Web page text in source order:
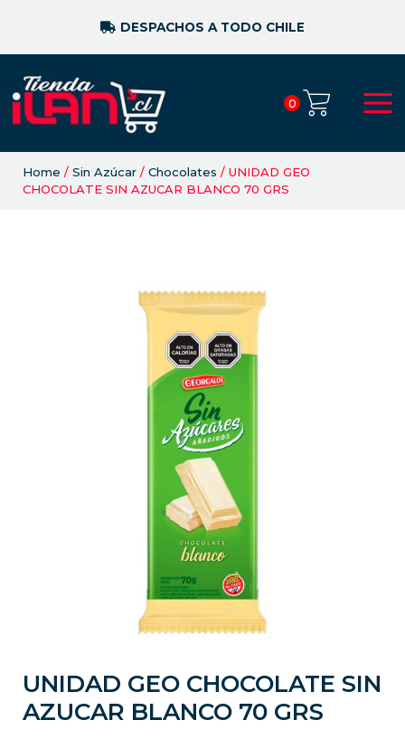
DESPACHOS A TODO CHILE
0
Home / Sin Azúcar / Chocolates / UNIDAD GEO
CHOCOLATE SIN AZUCAR BLANCO 70 GRS
UNIDAD GEO CHOCOLATE SIN
AZUCAR BLANCO 70 GRS